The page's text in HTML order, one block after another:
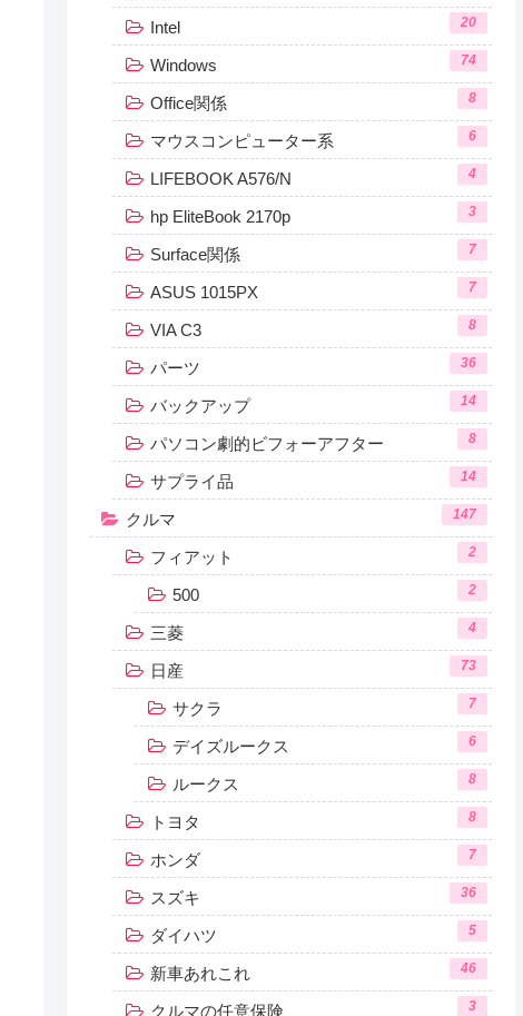
Intel 20
Windows 74
Office関係 8
マウスコンピューター系 6
LIFEBOOK A576/N 4
hp EliteBook 2170p 3
Surface関係 7
ASUS 1015PX 7
VIA C3 8
パーツ 36
バックアップ 14
パソコン劇的ビフォーアフター 8
サプライ品 14
クルマ 147
フィアット 2
500 2
三菱 4
日産 73
サクラ 7
デイズルークス 6
ルークス 8
トヨタ 8
ホンダ 7
スズキ 36
ダイハツ 5
新車あれこれ 46
クルマの任意保険 3